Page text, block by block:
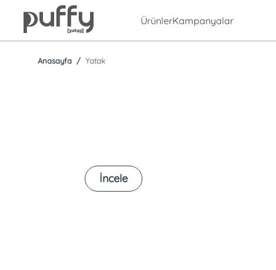
ÜrünlerKampanyalar
Anasayfa Yatak
İncele